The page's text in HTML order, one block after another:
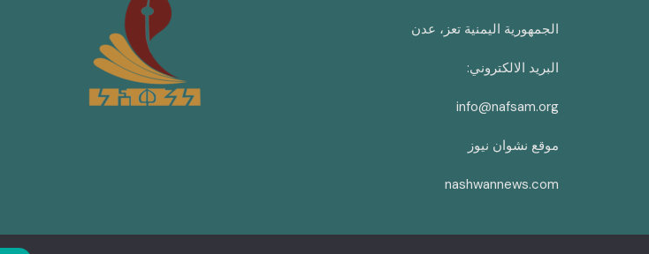
الجمهورية اليمنية تعز، عدن
البريد الالكتروني:
info@nafsam.org
موقع نشوان نيوز
nashwannews.com